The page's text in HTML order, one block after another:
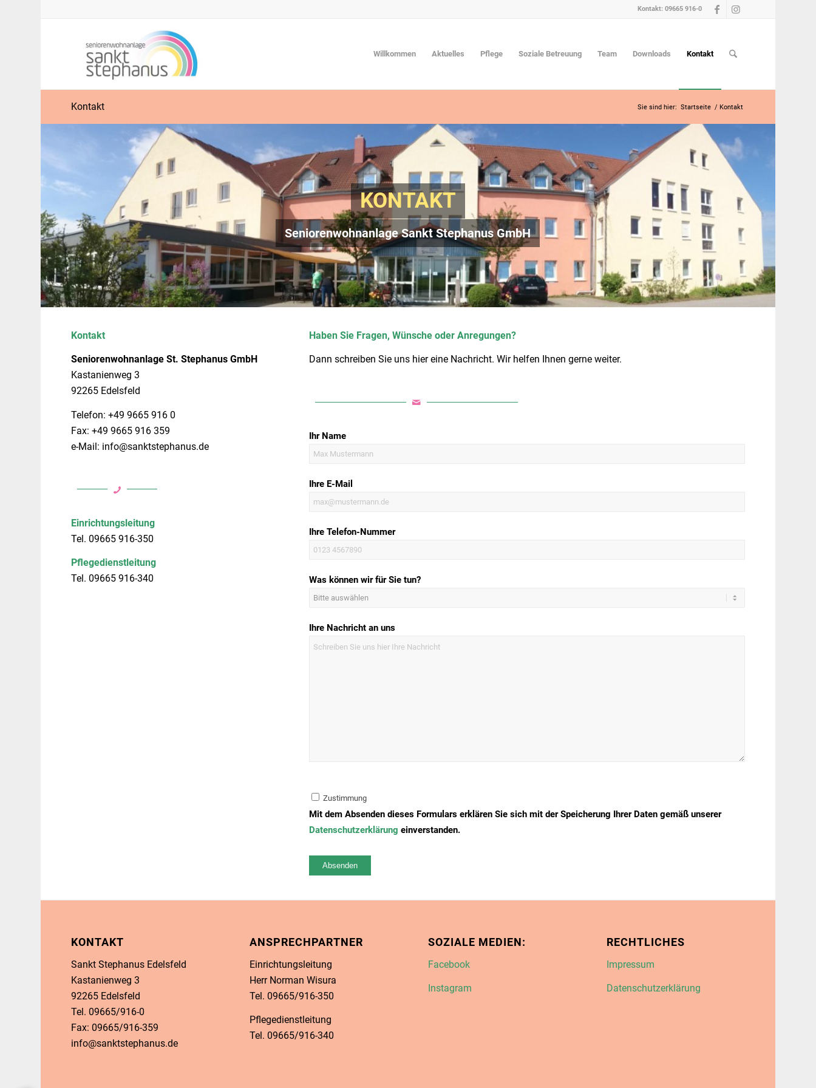
Kontakt: 09665 916-0
Willkommen Aktuelles Pflege Soziale Betreuung Team Downloads Kontakt
Kontakt Sie sind hier: Startseite / Kontakt
KONTAKT
Seniorenwohnanlage Sankt Stephanus GmbH
Kontakt
Seniorenwohnanlage St. Stephanus GmbH
Kastanienweg 3
92265 Edelsfeld
Telefon:+49 9665 916 0
Fax: +49 9665 916 359
e-Mail: info@sanktstephanus.de
Einrichtungsleitung
Tel. 09665 916-350
Pflegedienstleitung
Tel. 09665 916-340
Haben Sie Fragen, Wünsche oder Anregungen?
Dann schreiben Sie uns hier eine Nachricht. Wir helfen Ihnen gerne weiter.
Ihr Name
Ihre E-Mail
Ihre Telefon-Nummer
Was können wir für Sie tun?
Ihre Nachricht an uns
Zustimmung
Mit dem Absenden dieses Formulars erklären Sie sich mit der Speicherung Ihrer Daten gemäß unserer
Datenschutzerklärung einverstanden.
KONTAKT
Sankt Stephanus Edelsfeld
Kastanienweg 3
92265 Edelsfeld
Tel. 09665/916-0
Fax: 09665/916-359
info@sanktstephanus.de
ANSPRECHPARTNER
Einrichtungsleitung
Herr Norman Wisura
Tel. 09665/916-350
Pflegedienstleitung
Tel. 09665/916-340
SOZIALE MEDIEN:
Facebook
Instagram
RECHTLICHES
Impressum
Datenschutzerklärung